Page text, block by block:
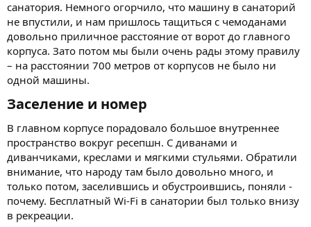
санатория. Немного огорчило, что машину в санаторий
не впустили, и нам пришлось тащиться с чемоданами
довольно приличное расстояние от ворот до главного
корпуса. Зато потом мы были очень рады этому правилу
– на расстоянии 700 метров от корпусов не было ни
одной машины.
Заселение и номер​
В главном корпусе порадовало большое внутреннее
пространство вокруг ресепшн. С диванами и
диванчиками, креслами и мягкими стульями. Обратили
внимание, что народу там было довольно много, и
только потом, заселившись и обустроившись, поняли -
почему. Бесплатный Wi-Fi в санатории был только внизу
в рекреации.